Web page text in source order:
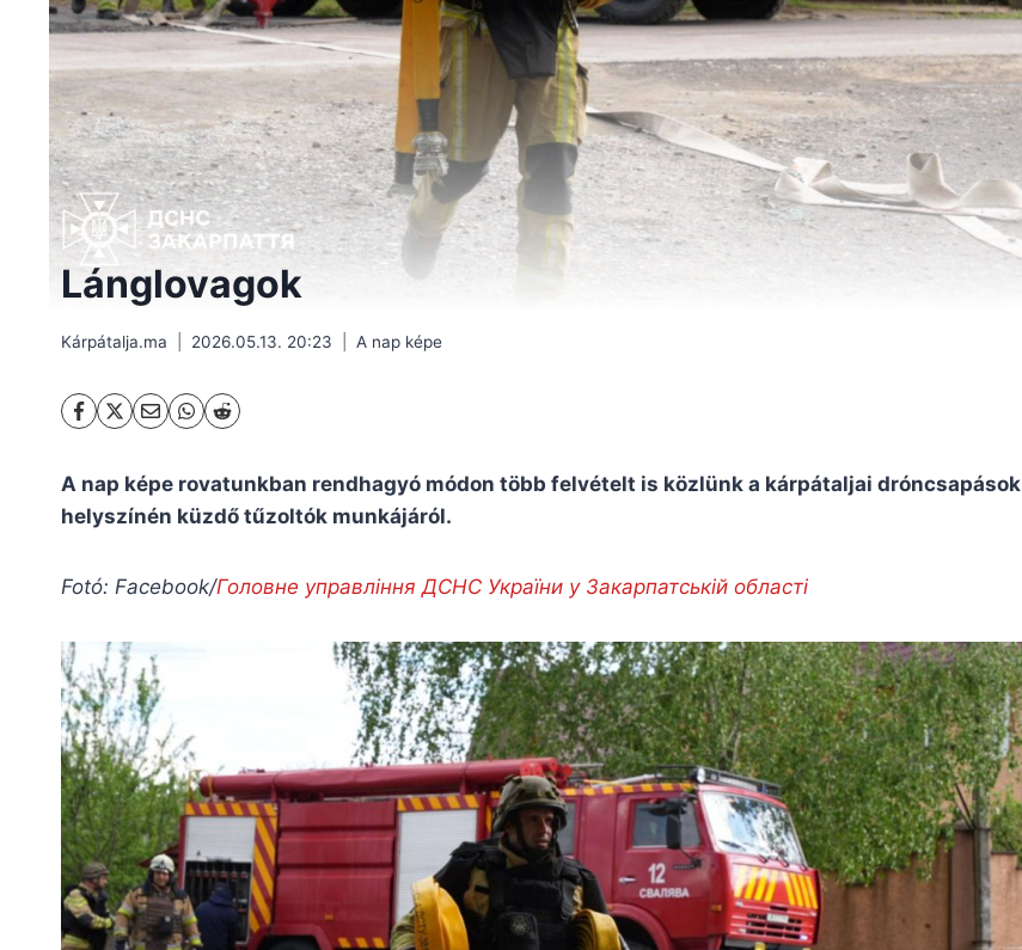
Lánglovagok
Kárpátalja.ma 2026.05.13. 20:23 A nap képe
A nap képe rovatunkban rendhagyó módon több felvételt is közlünk a kárpátaljai dróncsapások
helyszínén küzdő tűzoltók munkájáról.
Fotó: Facebook/Головне управління ДСНС України у Закарпатській області